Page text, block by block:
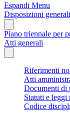
Espandi Menu
Disposizioni generali
Piano triennale per
Atti generali
Riferimenti
Atti
Documenti di
Statuti e leggi
Codice